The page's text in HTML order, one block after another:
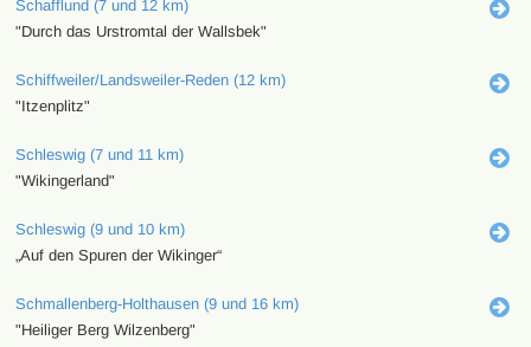
Schafflund (7 und 12 km)
"Durch das Urstromtal der Wallsbek"
Schiffweiler/Landsweiler-Reden (12 km)
"Itzenplitz"
Schleswig (7 und 11 km)
"Wikingerland"
Schleswig (9 und 10 km)
„Auf den Spuren der Wikinger“
Schmallenberg-Holthausen (9 und 16 km)
"Heiliger Berg Wilzenberg"